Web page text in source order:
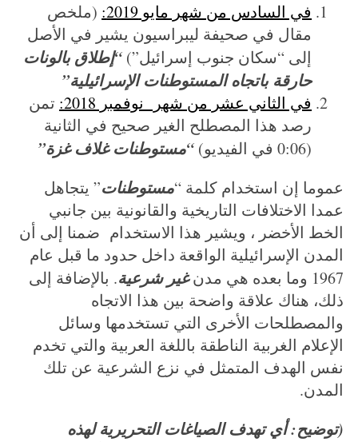
في السادس من شهر مايو 2019:
(ملخص
مقال في صحيفة ليبراسيون يشير في الأصل
إلى “سكان جنوب إسرائيل”) “إطلاق بالونات
حارقة باتجاه المستوطنات الإسرائيلية”
في الثاني عشر من شهر نوفمبر 2018:
تمن
رصد هذا المصطلح الغير صحيح في الثانية
(0:06 في الفيديو)
“مستوطنات غلاف غزة”
عموما إن استخدام كلمة “مستوطنات” يتجاهل
عمدا الاختلافات التاريخية والقانونية بين جانبي
الخط الأخضر ، ويشير هذا الاستخدام ضمنا إلى أن
المدن الإسرائيلية الواقعة داخل حدود ما قبل عام
1967 وما بعده هي مدن
غير شرعية. بالإضافة إلى
ذلك، هناك علاقة واضحة بين هذا الاتجاه
والمصطلحات الأخرى التي تستخدمها وسائل
الإعلام الغربية الناطقة باللغة العربية والتي تخدم
نفس الهدف المتمثل في نزع الشرعية عن تلك
المدن.
(توضيح: أي تهدف الصياغات التحريرية لهذه